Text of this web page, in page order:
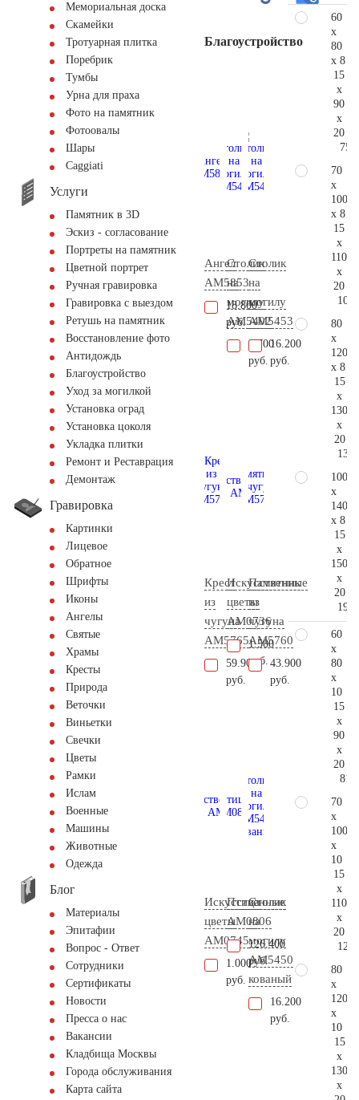
Мемориальная доска
Скамейки
Тротуарная плитка
Поребрик
Тумбы
Урна для праха
Фото на памятник
Фотоовалы
Шары
Сaggiati
Услуги
Памятник в 3D
Эскиз - согласование
Портреты на памятник
Цветной портрет
Ручная гравировка
Гравировка с выездом
Ретушь на памятник
Восстановление фото
Антидождь
Благоустройство
Уход за могилкой
Установка оград
Установка цоколя
Укладка плитки
Ремонт и Реставрация
Демонтаж
Гравировка
Картинки
Лицевое
Обратное
Шрифты
Иконы
Ангелы
Святые
Храмы
Кресты
Природа
Веточки
Виньетки
Свечки
Цветы
Рамки
Ислам
Военные
Машины
Животные
Одежда
Блог
Материалы
Эпитафии
Вопрос - Ответ
Сотрудники
Сертификаты
Новости
Пресса о нас
Вакансии
Кладбища Москвы
Города обслуживания
Карта сайта
Благоустройство
Ангел
AM5853
18.800
руб.
Столик
на
могилу
AM5402
9.700
руб.
Столик
на
могилу
AM5453
16.200
руб.
Крест
из
чугуна
AM5765
59.900
руб.
Искусственные
цветы
AM0736
1.500
руб.
Памятник
из
чугуна
AM5760
43.900
руб.
Искусственные
цветы
AM0745
1.000
руб.
Птица
AM0806
126.400
руб.
Столик
на
могилу
AM5450
кованый
16.200
руб.
60
x
80
x 8
15
x
90
x
20
70
x
100
x 8
15
x
110
x
20
80
x
120
x 8
15
x
130
x
20
100
x
140
x 8
15
x
150
x
20
60
x
80
x
10
15
x
90
x
20
70
x
100
x
10
15
x
110
x
20
80
x
120
x
10
15
x
130
x